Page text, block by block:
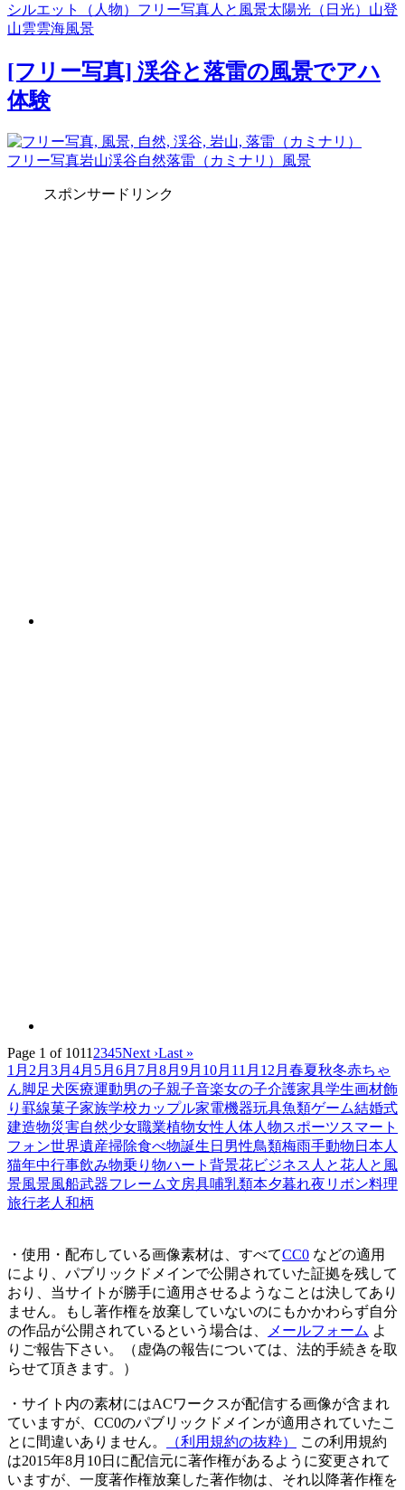
シルエット（人物） フリー写真人と風景太陽光（日光） 山登
山雲雲海風景
[フリー写真] 渓谷と落雷の風景でアハ
体験
フリー写真岩山渓谷自然落雷（カミナリ） 風景
スポンサードリンク
Page 1 of 1011 2345Next ›Last »
1月 2月 3月 4月 5月 6月 7月 8月 9月 10月 11月 12月 春夏秋冬赤ちゃ
ん脚足犬医療運動男の子親子音楽女の子介護家具学生画材飾
り罫線菓子家族学校カップル家電機器玩具魚類ゲーム結婚式
建造物災害自然少女職業植物女性 人体人物スポーツスマート
フォン世界遺産掃除食べ物誕生日 男性鳥類梅雨手動物 日本人
猫年中行事飲み物乗り物ハート 背景花ビジネス 人と花人と風
景風景風船武器フレーム文房具哺乳類本夕暮れ夜 リボン料理
旅行老人 和柄
・使用・配布している画像素材は、すべてCC0 などの適用
により、パブリックドメインで公開されていた証拠を残して
おり、当サイトが勝手に適用させるようなことは決してあり
ません。もし著作権を放棄していないのにもかかわらず自分
の作品が公開されているという場合は、
メールフォーム よ
りご報告下さい。（虚偽の報告については、法的手続きを取
らせて頂きます。）
・サイト内の素材にはACワークスが配信する画像が含まれ
ていますが、CC0のパブリックドメインが適用されていたこ
とに間違いありません。
（利用規約の抜粋）
この利用規約
は2015年8月10日に配信元に著作権があるように変更されて
いますが、一度著作権放棄した著作物は、それ以降著作権を